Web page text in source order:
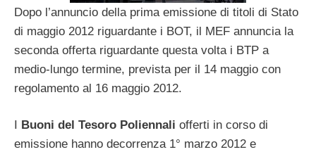
Dopo l’annuncio della prima emissione di titoli di Stato
di maggio 2012 riguardante i BOT, il MEF annuncia la
seconda offerta riguardante questa volta i BTP a
medio-lungo termine, prevista per il 14 maggio con
regolamento al 16 maggio 2012.
Buoni del Tesoro Poliennali offerti in corso di
emissione hanno decorrenza 1° marzo 2012 e